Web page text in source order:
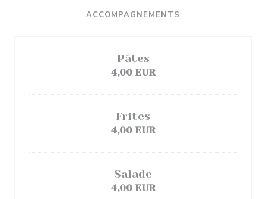
ACCOMPAGNEMENTS
Pâtes
4,00 EUR
Frites
4,00 EUR
Salade
4,00 EUR